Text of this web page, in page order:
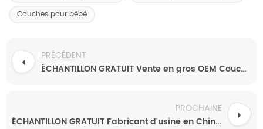
Couches pour bébé
PRÉCÉDENT
ÉCHANTILLON GRATUIT Vente en gros OEM Couches pour bébé à grande absorption de haute qualité Couches pour bébé douces
PROCHAINE
ÉCHANTILLON GRATUIT Fabricant d'usine en Chine Couches pour bébé Couches jetables pour nouveau-nés Sleepy